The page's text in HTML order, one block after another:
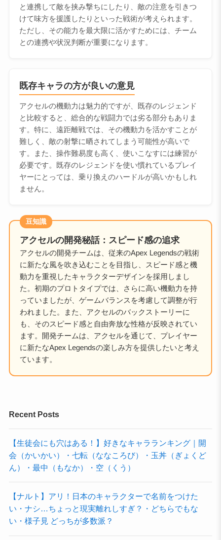
と連携して敵を挟み撃ちにしたり、敵の注意を引きつ
けて味方を援護したりといった戦術が考えられます。
ただし、その能力を最大限に活かすためには、チーム
との連携や状況判断が重要になります。
既存キャラの方が良いの意見
アクセルの機動力は魅力的ですが、既存のレジェンド
と比較すると、総合的な戦闘力では劣る部分もありま
す。特に、遠距離戦では、その機動力を活かすことが
難しく、敵の射撃に晒されてしまう可能性が高いで
す。また、操作難易度も高く、使いこなすには練習が
必要です。既存のレジェンドを使い慣れているプレイ
ヤーにとっては、乗り換えのハードルが高いかもしれ
ません。
豆知識
アクセルの開発秘話：スピード感の追求
アクセルの開発チームは、従来のApex Legendsの戦術
に新たな風を吹き込むことを目指し、スピード感と機
動力を重視したキャラクターデザインを採用しまし
た。初期のプロトタイプでは、さらに高い機動力を持
っていましたが、ゲームバランスを考慮して調整が行
われました。また、アクセルのバックストーリーに
も、そのスピード感と自由奔放な性格が反映されてい
ます。開発チームは、アクセルを通じて、プレイヤー
に新たなApex Legendsの楽しみ方を提供したいと考え
ています。
Recent Posts
【生徒会にも穴はある！】好きなキャラランキング｜開
会（かいかい）・七転（ななころび）・玉丼（ぎょくど
ん）・最中（もなか）・空（くう）
【ナルト】アリ！日本のキャラクターで名前をつけた
い・ナシ…ちょっと現実離れしすぎ？・どちらでもな
い・様子見 どっちが多数派？